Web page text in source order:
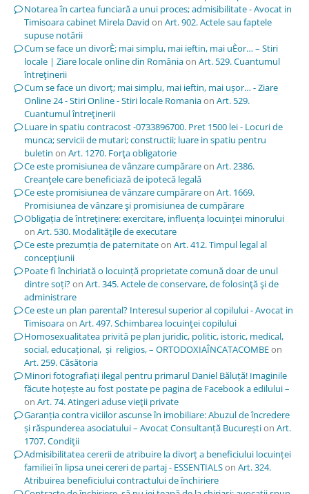
Notarea în cartea funciară a unui proces; admisibilitate - Avocat in
Timisoara cabinet Mirela David on Art. 902. Actele sau faptele
supuse notării
Cum se face un divorÈ; mai simplu, mai ieftin, mai uÈor… – Stiri
locale | Ziare locale online din Româniaon Art. 529. Cuantumul
întreţinerii
Cum se face un divorț; mai simplu, mai ieftin, mai ușor… - Ziare
Online 24 - Stiri Online - Stiri locale Romaniaon Art. 529.
Cuantumul întreţinerii
Luare in spatiu contracost -0733896700. Pret 1500 lei - Locuri de
munca; servicii de mutari; constructii; luare in spatiu pentru
buletin on Art. 1270. Forţa obligatorie
Ce este promisiunea de vânzare cumpărareon Art. 2386.
Creanţele care beneficiază de ipotecă legală
Ce este promisiunea de vânzare cumpărareon Art. 1669.
Promisiunea de vânzare şi promisiunea de cumpărare
Obligația de întreținere: exercitare, influența locuinței minorului
on Art. 530. Modalităţile de executare
Ce este prezumția de paternitateon Art. 412. Timpul legal al
concepţiunii
Poate fi închiriată o locuință proprietate comună doar de unul
dintre soți?on Art. 345. Actele de conservare, de folosinţă şi de
administrare
Ce este un plan parental? Interesul superior al copilului - Avocat in
Timisoaraon Art. 497. Schimbarea locuinţei copilului
Homosexualitatea privită pe plan juridic, politic, istoric, medical,
social, educațional, și religios, – ORTODOXIAÎNCATACOMBEon
Art. 259. Căsătoria
Minori fotografiați ilegal pentru primarul Daniel Băluță! Imaginile
făcute hoțește au fost postate pe pagina de Facebook a edilului –
on Art. 74. Atingeri aduse vieţii private
Garanția contra viciilor ascunse în imobiliare: Abuzul de încredere
și răspunderea asociatului – Avocat Consultanță Bucureștion Art.
1707. Condiţii
Admisibilitatea cererii de atribuire la divorț a beneficiului locuinței
familiei în lipsa unei cereri de partaj - ESSENTIALSon Art. 324.
Atribuirea beneficiului contractului de închiriere